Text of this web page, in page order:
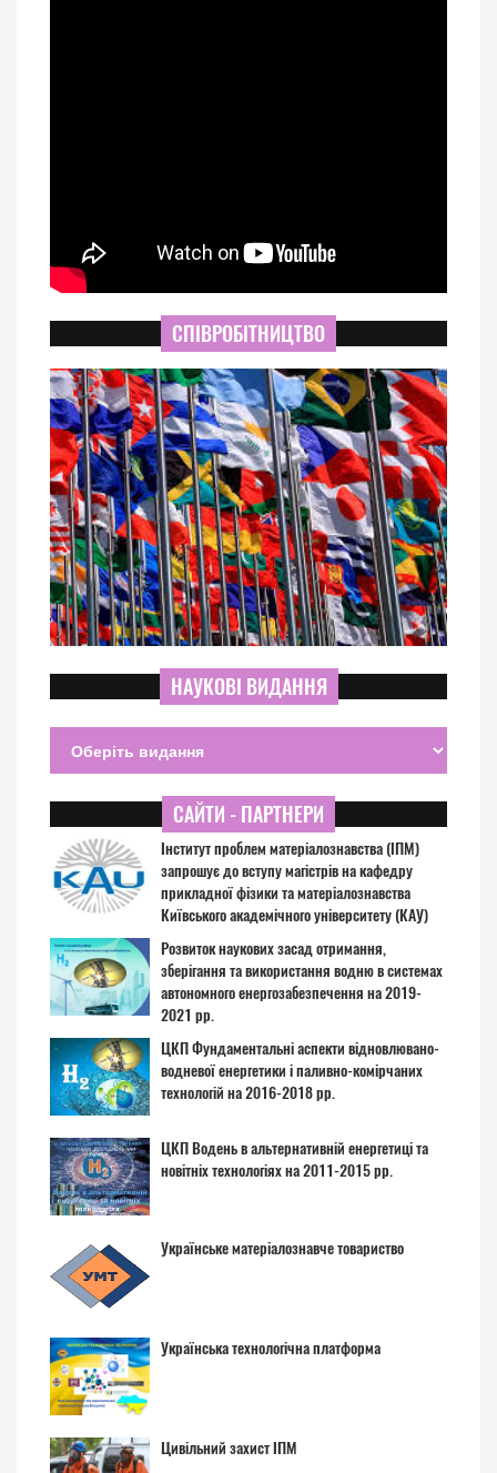
СПІВРОБІТНИЦТВО
НАУКОВІ ВИДАННЯ
САЙТИ - ПАРТНЕРИ
Інститут проблем матеріалознавства (ІПМ)
запрошує до вступу магістрів на кафедру
прикладної фізики та матеріалознавства
Київського академічного університету (КАУ)
Розвиток наукових засад отримання,
зберігання та використання водню в системах
автономного енергозабезпечення на 2019-
2021 рр.
ЦКП Фундаментальні аспекти відновлювано-
водневої енергетики і паливно-комірчаних
технологій на 2016-2018 рр.
ЦКП Водень в альтернативній енергетиці та
новітніх технологіях на 2011-2015 рр.
Українське матеріалознавче товариство
Українська технологічна платформа
Цивільний захист ІПМ